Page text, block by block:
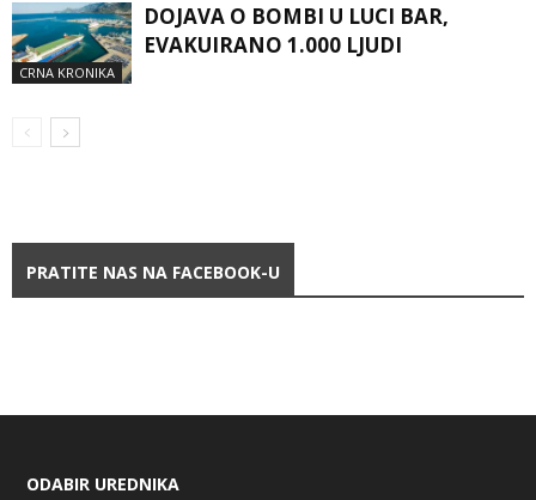
CRNA KRONIKA
DOJAVA O BOMBI U LUCI BAR,
EVAKUIRANO 1.000 LJUDI
PRATITE NAS NA FACEBOOK-U
ODABIR UREDNIKA